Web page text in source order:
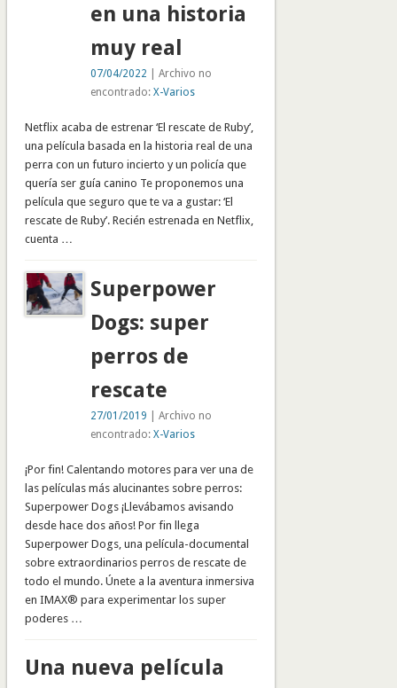
en una historia
muy real
07/04/2022 | Archivo no
encontrado: X-Varios
Netflix acaba de estrenar ‘El rescate de Ruby’,
una película basada en la historia real de una
perra con un futuro incierto y un policía que
quería ser guía canino Te proponemos una
película que seguro que te va a gustar: ‘El
rescate de Ruby’. Recién estrenada en Netflix,
cuenta …
Superpower
Dogs: super
perros de
rescate
27/01/2019 | Archivo no
encontrado: X-Varios
¡Por fin! Calentando motores para ver una de
las películas más alucinantes sobre perros:
Superpower Dogs ¡Llevábamos avisando
desde hace dos años! Por fin llega
Superpower Dogs, una película-documental
sobre extraordinarios perros de rescate de
todo el mundo. Únete a la aventura inmersiva
en IMAX® para experimentar los super
poderes …
Una nueva película